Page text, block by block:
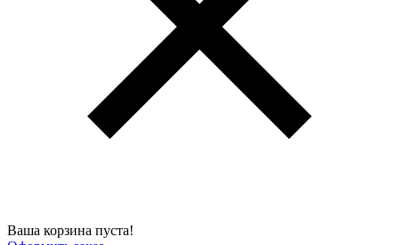
Ваша корзина пуста!